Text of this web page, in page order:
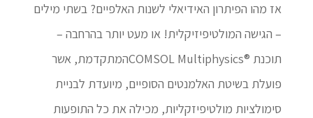
אז מהו הפיתרון האידיאלי לשנות האלפיים? בשתי מילים
– הגישה המולטיפיזיקלית! או מעט יותר בהרחבה –
תוכנת ®COMSOL Multiphysicsהמתקדמת, אשר
פועלת בשיטת האלמנטים הסופיים, מיועדת לבניית
סימולציות מולטיפיזקליות, מכילה את כל התופעות